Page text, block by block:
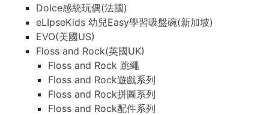
Dolce感統玩偶(法國)
eLIpseKids 幼兒Easy學習吸盤碗(新加坡)
EVO(美國US)
Floss and Rock(英國UK)
Floss and Rock 跳繩
Floss and Rock遊戲系列
Floss and Rock拼圖系列
Floss and Rock配件系列